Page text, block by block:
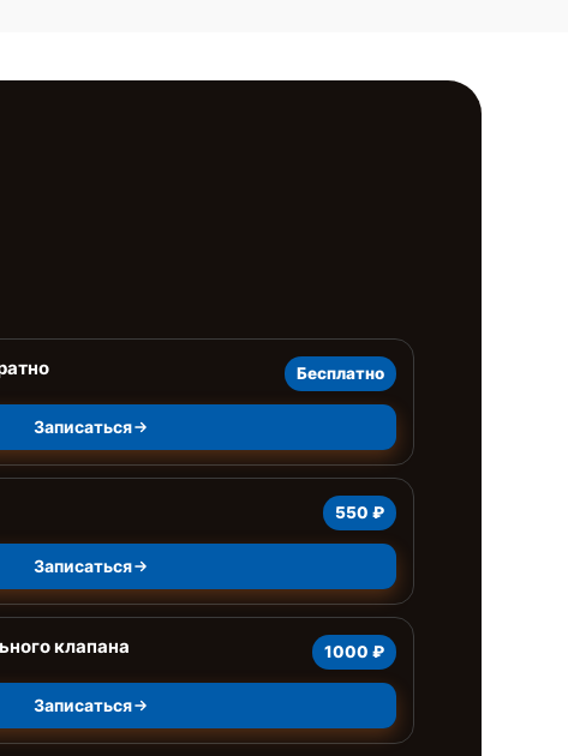
Бесплатно
Записаться
550 ₽
Записаться
клапана 1000 ₽
Записаться